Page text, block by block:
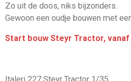
Zo uit de doos, niks bijzonders.
Gewoon een oudje bouwen met
Start bouw Steyr Tractor, vanaf
Italeri 227 Steyr Tractor 1/35